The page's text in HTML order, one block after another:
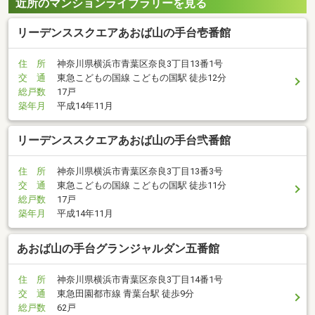
近所のマンションライブラリーを見る
リーデンススクエアあおば山の手台壱番館
住 所
神奈川県横浜市青葉区奈良3丁目13番1号
交 通
東急こどもの国線 こどもの国駅 徒歩12分
総戸数
17戸
築年月
平成14年11月
リーデンススクエアあおば山の手台弐番館
住 所
神奈川県横浜市青葉区奈良3丁目13番3号
交 通
東急こどもの国線 こどもの国駅 徒歩11分
総戸数
17戸
築年月
平成14年11月
あおば山の手台グランジャルダン五番館
住 所
神奈川県横浜市青葉区奈良3丁目14番1号
交 通
東急田園都市線 青葉台駅 徒歩9分
総戸数
62戸